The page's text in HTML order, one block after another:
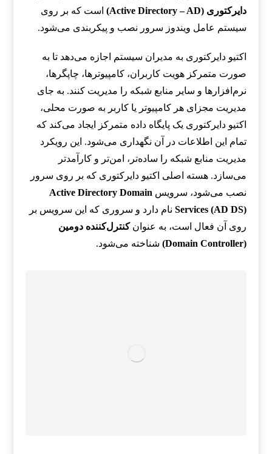
دایرکتوری (Active Directory – AD)
است که بر روی
سیستم عامل ویندوز سرور نصب و پیکربندی می‌شود.
اکتیو دایرکتوری به مدیران سیستم اجازه می‌دهد تا به
صورت متمرکز هویت کاربران، کامپیوترها، چاپگرها،
نرم‌افزارها و سایر منابع شبکه را مدیریت کنند. به جای
مدیریت مجزای هر کامپیوتر یا کاربر به صورت محلی،
اکتیو دایرکتوری یک پایگاه داده متمرکز ایجاد می‌کند که
تمام این اطلاعات در آن نگهداری می‌شود. این رویکرد
مدیریت منابع شبکه را ساده‌تر، امن‌تر و کارآمدتر
می‌سازد. هسته اصلی اکتیو دایرکتوری که بر روی سرور
نصب می‌شود، سرویس Active Directory Domain
Services (AD DS) نام دارد و سروری که این سرویس بر
روی آن فعال است، به عنوانکنترل‌کننده دومین
(Domain Controller)
شناخته می‌شود.